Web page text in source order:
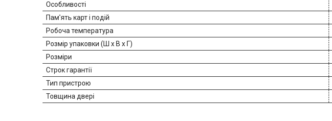
Особливості
Пам'ять карт і подій
Робоча температура
Розмір упаковки (Ш х В х Г)
Розміри
Строк гарантії
Тип пристрою
Товщина двері